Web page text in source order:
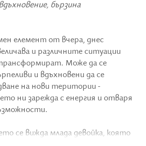
бързина
елемент от вчера, днес
и различните ситуации
Може да се
и вдъхновени да се
на нови територии -
ни зарежда с енергия и отваря
се вижда млада девойка, която